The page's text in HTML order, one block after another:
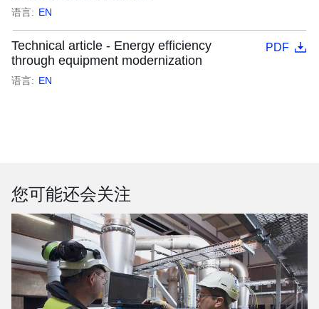
语言: EN
Technical article - Energy efficiency
through equipment modernization
PDF
语言: EN
您可能还会关注